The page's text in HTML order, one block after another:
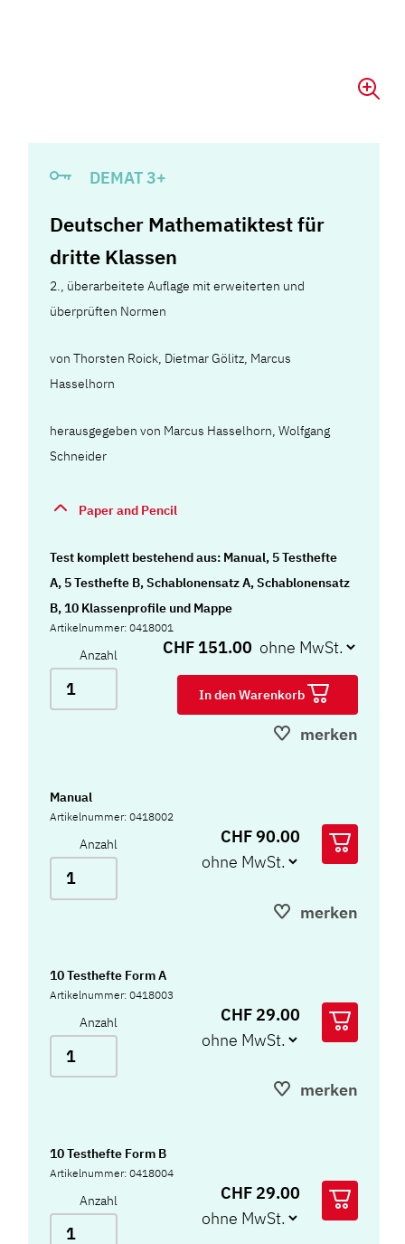
DEMAT 3+
Deutscher Mathematiktest für
dritte Klassen
2., überarbeitete Auflage mit erweiterten und
überprüften Normen
vonThorsten Roick, Dietmar Gölitz, Marcus
Hasselhorn
herausgegeben von Marcus Hasselhorn, Wolfgang
Schneider
Paper and Pencil
Test komplett bestehend aus: Manual, 5 Testhefte
A, 5 Testhefte B, Schablonensatz A, Schablonensatz
B, 10 Klassenprofile und Mappe
Artikelnummer: 0418001
Anzahl CHF 151.00
In den Warenkorb
merken
Manual
Artikelnummer: 0418002
Anzahl CHF 90.00
merken
10 Testhefte Form A
Artikelnummer: 0418003
Anzahl CHF 29.00
merken
10 Testhefte Form B
Artikelnummer: 0418004
Anzahl CHF 29.00